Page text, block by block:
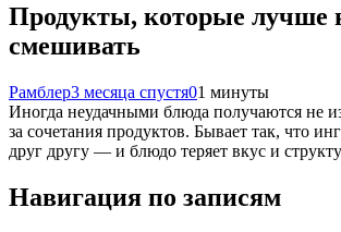
Продукты, которые лучше
смешивать
Рамблер3 месяца спустя01 минуты
Иногда неудачными блюда получаются не
за сочетания продуктов. Бывает так, что
друг другу — и блюдо теряет вкус и
Навигация по записям